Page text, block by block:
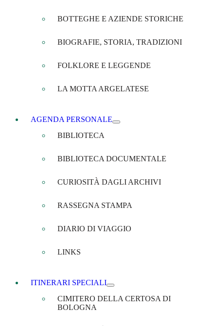
BOTTEGHE E AZIENDE STORICHE
BIOGRAFIE, STORIA, TRADIZIONI
FOLKLORE E LEGGENDE
LA MOTTA ARGELATESE
AGENDA PERSONALE
BIBLIOTECA
BIBLIOTECA DOCUMENTALE
CURIOSITÀ DAGLI ARCHIVI
RASSEGNA STAMPA
DIARIO DI VIAGGIO
LINKS
ITINERARI SPECIALI
CIMITERO DELLA CERTOSA DI
BOLOGNA